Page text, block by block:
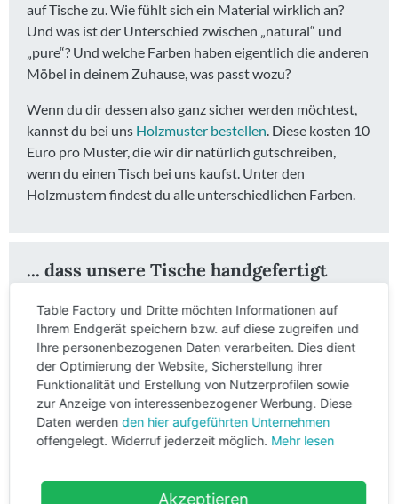
auf Tische zu. Wie fühlt sich ein Material wirklich an?
Und was ist der Unterschied zwischen „natural“ und
„pure“? Und welche Farben haben eigentlich die anderen
Möbel in deinem Zuhause, was passt wozu?
Wenn du dir dessen also ganz sicher werden möchtest,
kannst du bei uns Holzmuster bestellen. Diese kosten 10
Euro pro Muster, die wir dir natürlich gutschreiben,
wenn du einen Tisch bei uns kaufst. Unter den
Holzmustern findest du alle unterschiedlichen Farben.
... dass unsere Tische handgefertigt
Handgefertigte Esstische online kaufen in der Table
Factory bedeutet: du bekommst einen Tisch der von
echten Menschen mit viel Herzblut produziert wurde.
Ein Table Factory Tisch ist ein absoluter Hingucker in
deinem Wohnbereich.
Wir passen uns dabei immer an deine Lebensumstände
Industriedesign. Geölt oder lasiert – Wähle einfach den
Table Factory und Dritte möchten Informationen auf
Ihrem Endgerät speichern bzw. auf diese zugreifen und
Ihre personenbezogenen Daten verarbeiten. Dies dient
der Optimierung der Website, Sicherstellung ihrer
Funktionalität und Erstellung von Nutzerprofilen sowie
zur Anzeige von interessenbezogener Werbung. Diese
Daten werdenden hier aufgeführten Unternehmen
offengelegt. Widerruf jederzeit möglich. Mehr lesen
Akzeptieren